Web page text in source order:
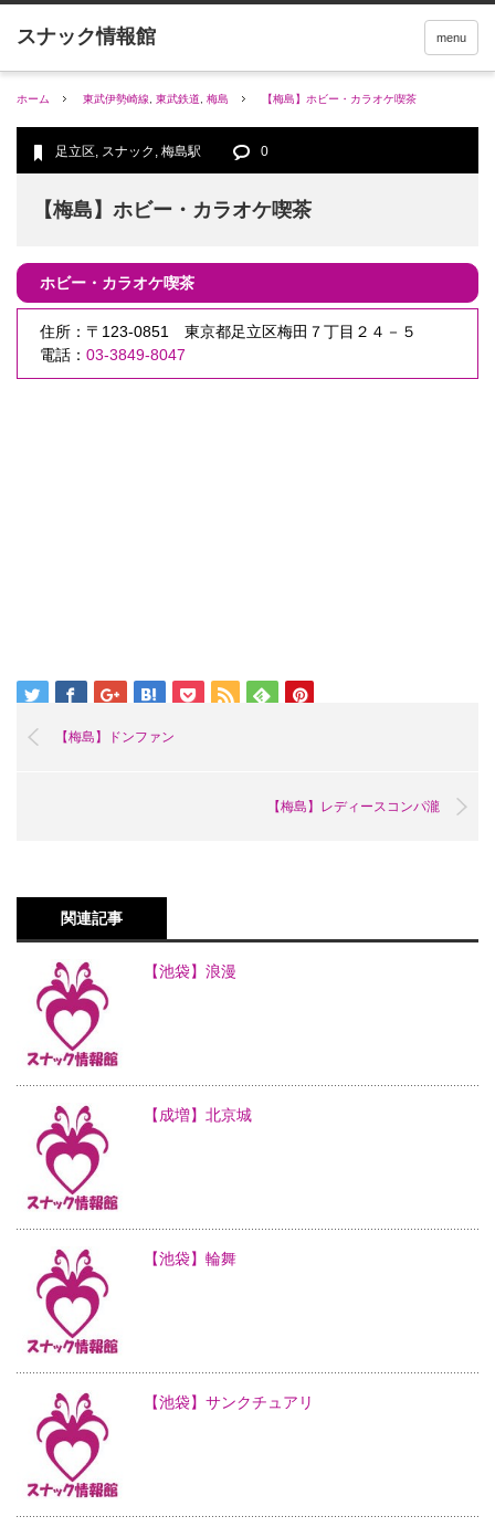
menu
ホーム 東武伊勢崎線 東武鉄道 梅島 【梅島】ホビー・カラオケ喫茶
足立区, スナック , 梅島駅 0
【梅島】ホビー・カラオケ喫茶
ホビー・カラオケ喫茶
住所：〒123-0851 東京都足立区梅田７丁目２４－５
電話： 03-3849-8047
【梅島】ドンファン
【梅島】レディースコンパ瀧
関連記事
【池袋】浪漫
【成増】北京城
【池袋】輪舞
【池袋】サンクチュアリ